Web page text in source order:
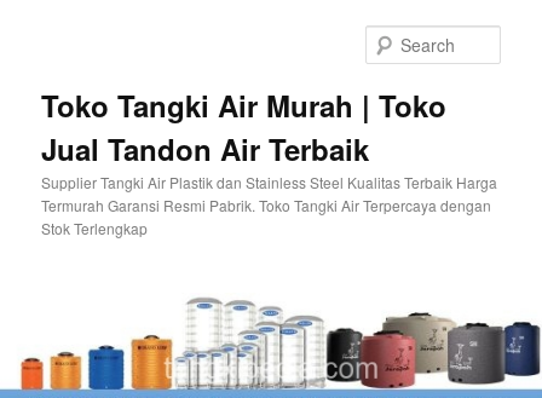
Toko Tangki Air Murah | Toko
Jual Tandon Air Terbaik
Supplier Tangki Air Plastik dan Stainless Steel Kualitas Terbaik Harga
Termurah Garansi Resmi Pabrik. Toko Tangki Air Terpercaya dengan
Stok Terlengkap